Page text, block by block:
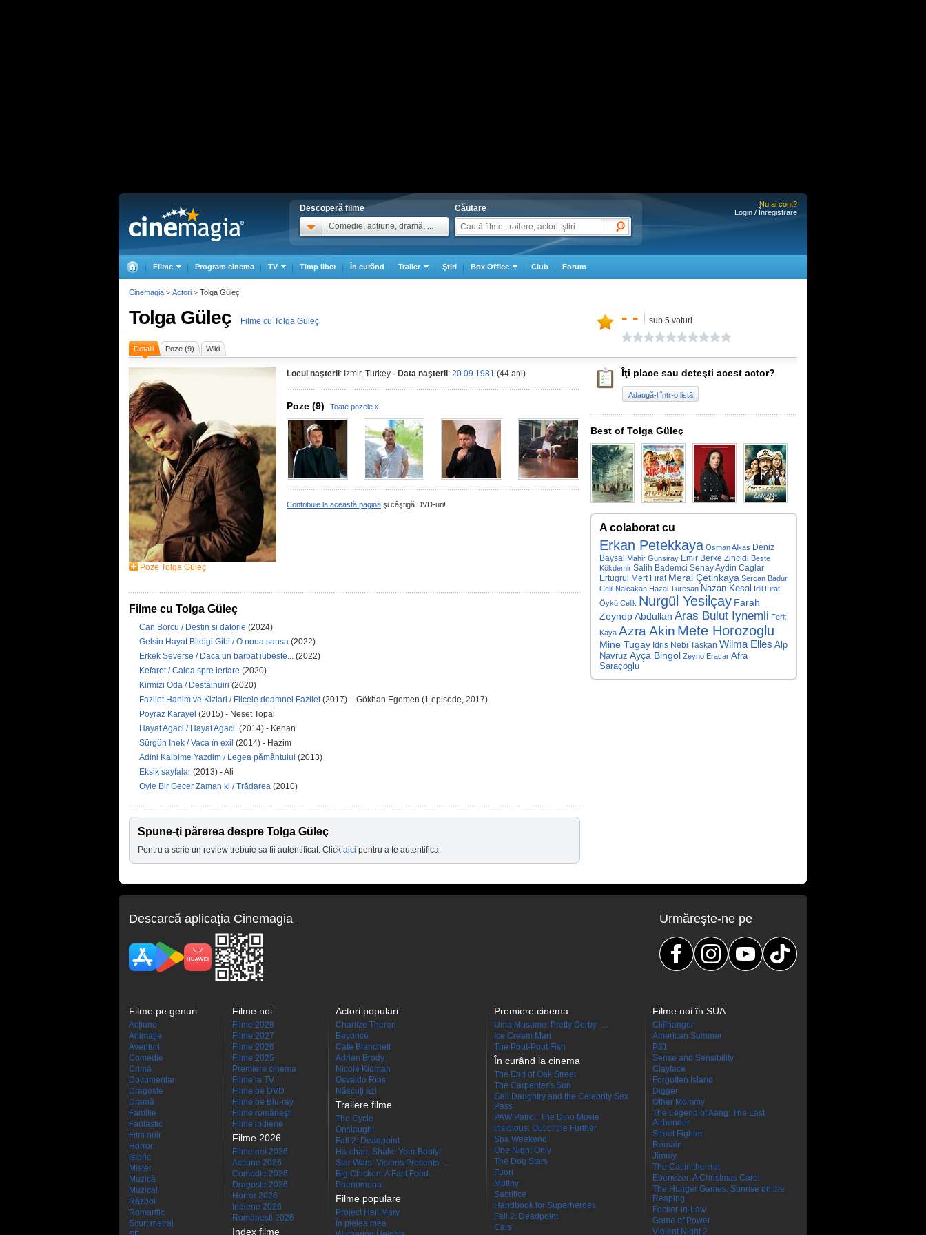
Descoperă filme
Comedie, acţiune, dramă, ...
Căutare
Nu ai cont?
Login / Înregistrare
Filme Program cinema TV Timp liber În curând Trailer Ştiri Box Office Club Forum
Tolga Güleç Filme cu Tolga Güleç - - sub 5 voturi
Detalii Poze (9) Wiki
Poze Tolga Güleç
Locul naşterii: Izmir, Turkey · Data naşterii: 20.09.1981 (44 ani)
Poze (9) Toate pozele »
Contribuie la această pagină şi câştigă DVD-uri!
Filme cu Tolga Güleç
Can Borcu / Destin si datorie (2024)
Gelsin Hayat Bildigi Gibi / O noua sansa (2022)
Erkek Severse / Daca un barbat iubeste... (2022)
Kefaret / Calea spre iertare (2020)
Kirmizi Oda / Destăinuiri (2020)
Fazilet Hanim ve Kizlari / Fiicele doamnei Fazilet(2017) - Gökhan Egemen (1 episode, 2017)
Poyraz Karayel (2015) - Neset Topal
Hayat Agaci / Hayat Agaci (2014) - Kenan
Sürgün Inek / Vaca în exil (2014) - Hazim
Adini Kalbime Yazdim / Legea pământului (2013)
Eksik sayfalar (2013) - Ali
Oyle Bir Gecer Zaman ki / Trădarea (2010)
Spune-ţi părerea despre Tolga Güleç
Pentru a scrie un review trebuie sa fii autentificat. Click aici pentru a te autentifica.
Îţi place sau deteşti acest actor?
Adaugă-l într-o listă!
Best of Tolga Güleç
A colaborat cu
Erkan Petekkaya Osman Alkas Deniz
Baysal Mahir Gunsiray Emir Berke Zincidi Beste
Kökdemir Salih Bademci Senay Aydin Caglar
Ertugrul
Mert Firat Meral Çetinkaya Sercan Badur
Celil Nalcakan Hazal Türesan Nazan Kesal Idil Firat
Öykü Celik Nurgül Yesilçay Farah
Zeynep Abdullah Aras Bulut Iynemli Ferit
Kaya Azra Akin Mete Horozoglu
Mine Tugay Idris Nebi Taskan Wilma Elles Alp
Navruz Ayça Bingöl Zeyno Eracar Afra
Saraçoglu
Cinemagia > Actori > Tolga Güleç
Descarcă aplicaţia Cinemagia Urmăreşte-ne pe
Filme pe genuri
Acţiune
Animaţie
Aventuri
Comedie
Crimă
Documentar
Dragoste
Dramă
Familie
Fantastic
Film noir
Horror
Istoric
Mister
Muzică
Muzical
Război
Romantic
Scurt metraj
Filme noi
Filme 2028
Filme 2027
Filme 2026
Filme 2025
Premiere cinema
Filme la TV
Filme pe DVD
Filme pe Blu-ray
Filme româneşti
Filme indiene
Filme 2026
Filme noi 2026
Actiune 2026
Comedie 2026
Dragoste 2026
Horror 2026
Indiene 2026
Româneşti 2026
Index filme
Actori populari
Charlize Theron
Beyoncé
Cate Blanchett
Adrien Brody
Nicole Kidman
Osvaldo Ríos
Născuţi azi
Trailere filme
The Cycle
Onslaught
Fall 2: Deadpoint
Ha-chan, Shake Your Booty!
Star Wars: Visions Presents -...
Big Chicken: A Fast Food...
Phenomena
Filme populare
Project Hail Mary
În pielea mea
Premiere cinema
Uma Musume: Pretty Derby -...
Ice Cream Man
The Pout-Pout Fish
În curând la cinema
The End of Oak Street
The Carpenter's Son
Gail Daughtry and the Celebrity Sex
Pass
PAW Patrol: The Dino Movie
Insidious: Out of the Further
Spa Weekend
One Night Only
The Dog Stars
Fuori
Mutiny
Sacrifice
Handbook for Superheroes
Fall 2: Deadpoint
Cars
Filme noi în SUA
Cliffhanger
American Summer
P31
Sense and Sensibility
Clayface
Forgotten Island
Digger
Other Mommy
The Legend of Aang: The Last
Airbender
Street Fighter
Remain
Jimmy
The Cat in the Hat
Ebenezer: A Christmas Carol
The Hunger Games: Sunrise on the
Reaping
Focker-in-Law
Game of Power
Violent Night 2